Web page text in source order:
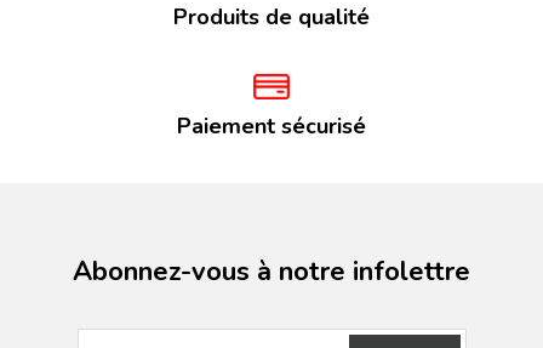
Produits de qualité
Paiement sécurisé
Abonnez-vous à notre infolettre